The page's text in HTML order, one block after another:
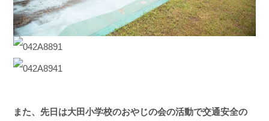
また、先日は大田小学校のおやじの会の活動で交通安全の